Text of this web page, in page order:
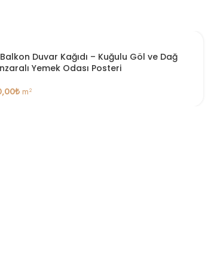
Duvar Kağıdı – Kuğulu Göl ve Dağ
Yemek Odası Posteri
₺ m²